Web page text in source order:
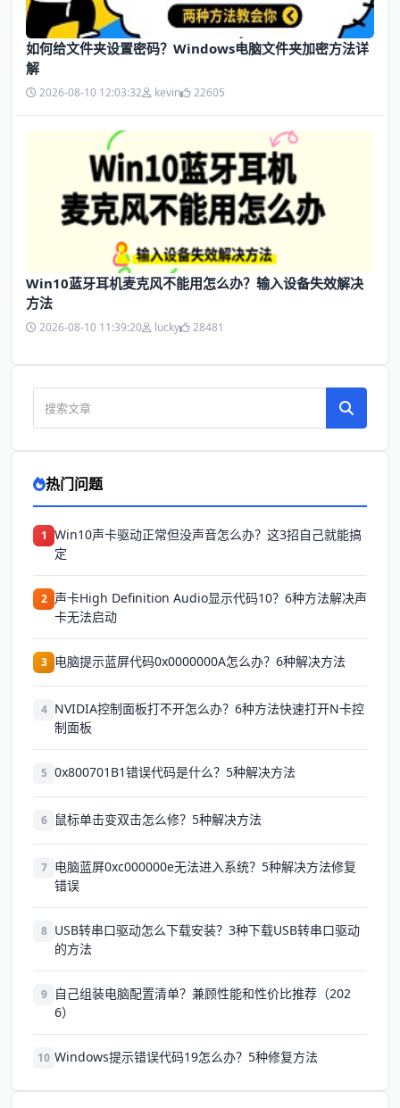
如何给文件夹设置密码？Windows电脑文件夹加密方法详
解
2026-08-10 12:03:32 kevin 22605
Win10蓝牙耳机麦克风不能用怎么办？输入设备失效解决
方法
2026-08-10 11:39:20 lucky 28481
热门问题
1 Win10声卡驱动正常但没声音怎么办？这3招自己就能搞
定
2 声卡High Definition Audio显示代码10？6种方法解决声
卡无法启动
3 电脑提示蓝屏代码0x0000000A怎么办？6种解决方法
4 NVIDIA控制面板打不开怎么办？6种方法快速打开N卡控
制面板
5 0x800701B1错误代码是什么？5种解决方法
6 鼠标单击变双击怎么修？5种解决方法
7 电脑蓝屏0xc000000e无法进入系统？5种解决方法修复
错误
8 USB转串口驱动怎么下载安装？3种下载USB转串口驱动
的方法
9
自己组装电脑配置清单？兼顾性能和性价比推荐（202
6）
10 Windows提示错误代码19怎么办？5种修复方法